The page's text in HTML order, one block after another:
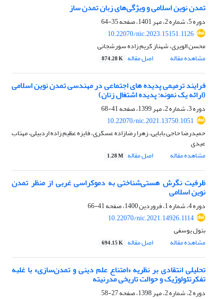
تمدن نوین اسلامی و ویژگی‌های زبان تمدن ساز
دوره 5، شماره 2، مهر 1401، صفحه
35-64
10.22070/nic.2023.15151.1126
محسن الویری، شهناز کریم زاده سورشجانی
مشاهده مقاله
اصل مقاله 874.28 K
فرایند ترمیمی پدیده های اجتماعی در مهندسی تمدن نوین اسلامی
(ارائه یک نمونه: پدیده اشتغال زنان)
دوره 3، شماره 2، مهر 1399، صفحه
41-68
10.22070/nic.2021.13750.1051
حمیدرضا حاجی بابایی، زهرا رضازاده عسکری، فایزه عظیم زاده اردبیلی، مهتاب
عیدی
مشاهده مقاله
اصل مقاله 1.28 M
ظرفیت نگرش هستی‌شناختی به دموکراسی غربی از منظر تمدن
نوین اسلامی
دوره 4، شماره 1، فروردین 1400، صفحه
41-66
10.22070/nic.2021.14926.1114
بتول یوسفی
مشاهده مقاله
اصل مقاله 694.15 K
تحلیلی انتقادی بر نظریه «امتناع علم دینی و تمدن‌سازی» با غلبه
تفکرتئولوژیک و حوالت تاریخی مدرنیته
دوره 2، شماره 2، مهر 1398، صفحه
27-58